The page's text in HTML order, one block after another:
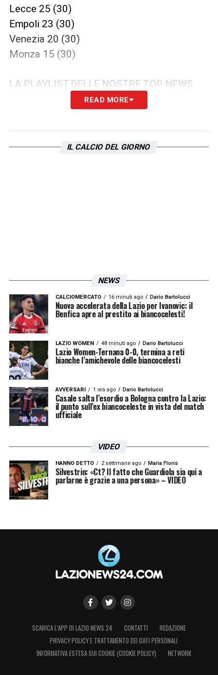
Lecce 25 (30)
Empoli 23 (30)
Venezia 20 (30)
Monza 15 (30)
LA PLAYLIST DELLE NOSTRE TOP NEWS
READ MORE
IL CALCIO DEL GIORNO
NEWS
CALCIOMERCATO 16 minuti ago Dario Bartolucci
Nuova accelerata della Lazio per Ivanovic: il
Benfica apre al prestito ai biancocelesti!
LAZIO WOMEN 48 minuti ago Dario Bartolucci
Lazio Women-Ternana 0-0, termina a reti
bianche l’amichevole delle biancocelesti
AVVERSARI 1 ora ago Dario Bartolucci
Casale salta l’esordio a Bologna contro la Lazio:
il punto sull’ex biancoceleste in vista del match
ufficiale
VIDEO
HANNO DETTO 2 settimane ago Maria Floris
Silvestrin: «Ct? Il fatto che Guardiola sia qui a
parlarne è grazie a una persona» – VIDEO
SCARICA L’APP DI LAZIO NEWS 24 CONTATTI
REDAZIONE
PRIVACY POLICY E TRATTAMENTO DEI DATI PERSONALI
INFORMATIVA ESTESA SUI COOKIE (COOKIE POLICY)
NETWORK